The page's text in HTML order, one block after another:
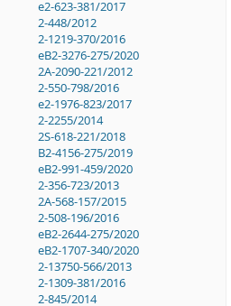
e2-623-381/2017
2-448/2012
2-1219-370/2016
eB2-3276-275/2020
2A-2090-221/2012
2-550-798/2016
e2-1976-823/2017
2-2255/2014
2S-618-221/2018
B2-4156-275/2019
eB2-991-459/2020
2-356-723/2013
2A-568-157/2015
2-508-196/2016
eB2-2644-275/2020
eB2-1707-340/2020
2-13750-566/2013
2-1309-381/2016
2-845/2014